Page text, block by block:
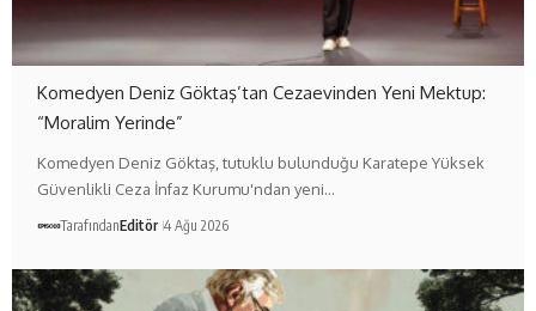
Komedyen Deniz Göktaş’tan Cezaevinden Yeni Mektup:
“Moralim Yerinde”
Komedyen Deniz Göktaş, tutuklu bulunduğu Karatepe Yüksek
Güvenlikli Ceza İnfaz Kurumu'ndan yeni…
TarafındanEditör 4 Ağu 2026